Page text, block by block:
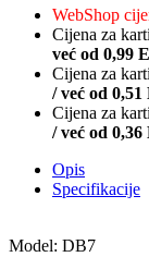
White,
3modes,
brush
30000rpm,
charging,
WebShop
Cijena za
već od 0,99
Cijena za
/već od 0,51
Cijena za
/već od 0,36
Opis
Specifikacije
Model: DB7